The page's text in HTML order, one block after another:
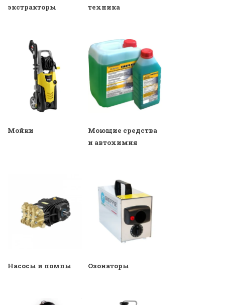
экстракторы
техника
Мойки
Моющие средства
и автохимия
Насосы и помпы Озонаторы